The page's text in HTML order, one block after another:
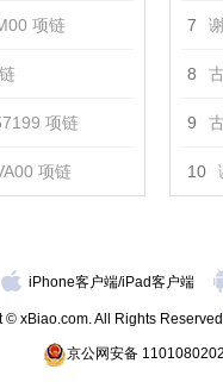
项链
项链
项链
7
8
9
10
iPhone客户端/iPad客户端
© xBiao.com. All Rights
京公网安备